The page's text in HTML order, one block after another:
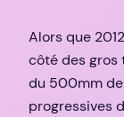
Alors que
côté des gros
du 500mm
progressives